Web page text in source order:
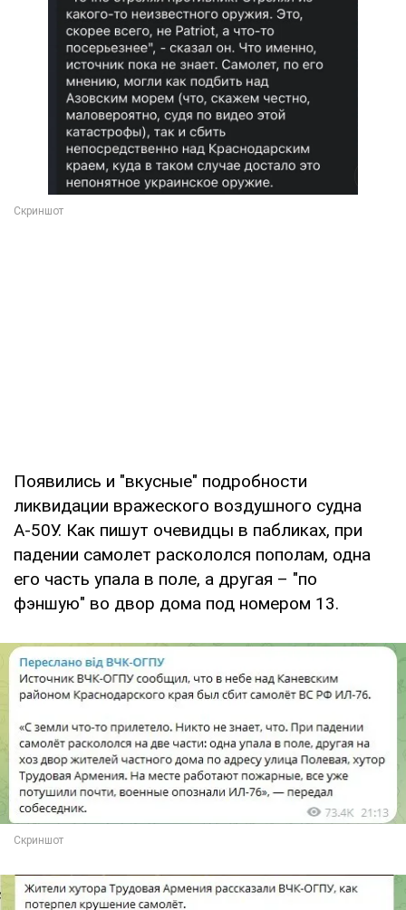
Появились и "вкусные" подробности
ликвидации вражеского воздушного судна
А-50У. Как пишут очевидцы в пабликах, при
падении самолет раскололся пополам, одна
его часть упала в поле, а другая – "по
фэншую" во двор дома под номером 13.